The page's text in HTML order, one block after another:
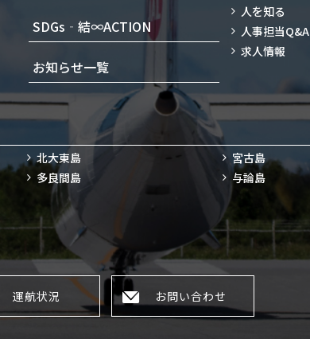
SDGs‐結∞ACTION
お知らせ一覧
人を知る
人事担当Q&A
求人情報
北大東島
宮古島
多良間島 与論島
運航状況 お問い合わせ